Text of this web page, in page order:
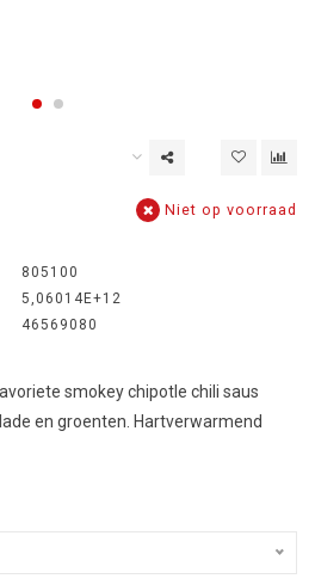
Niet op voorraad
805100
5,06014E+12
46569080
smokey chipotle chili saus
en groenten. Hartverwarmend